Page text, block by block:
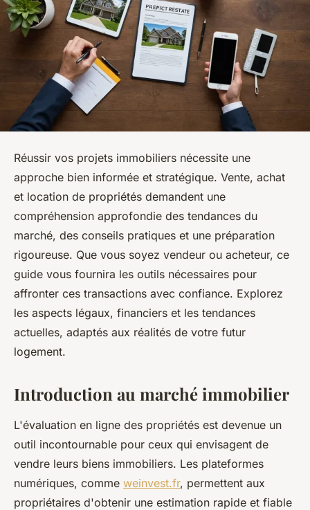
Réussir vos projets immobiliers nécessite une
approche bien informée et stratégique. Vente, achat
et location de propriétés demandent une
compréhension approfondie des tendances du
marché, des conseils pratiques et une préparation
rigoureuse. Que vous soyez vendeur ou acheteur, ce
guide vous fournira les outils nécessaires pour
affronter ces transactions avec confiance. Explorez
les aspects légaux, financiers et les tendances
actuelles, adaptés aux réalités de votre futur
logement.
Introduction au marché immobilier
L'évaluation en ligne des propriétés est devenue un
outil incontournable pour ceux qui envisagent de
vendre leurs biens immobiliers. Les plateformes
numériques, comme weinvest.fr, permettent aux
propriétaires d'obtenir une estimation rapide et fiable